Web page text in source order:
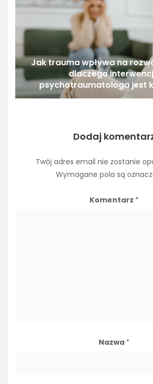
Jak trauma wpływa na
dlaczego
psychotraumatologa jest
Dodaj
Twój adres email nie zostanie
Wymagane pola są
Komentarz *
Nazwa *